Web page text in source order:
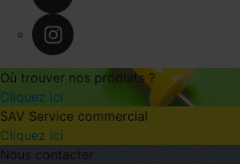
Où trouver nos produits ?
Cliquez ici
SAV Service commercial
Cliquez ici
Nous contacter